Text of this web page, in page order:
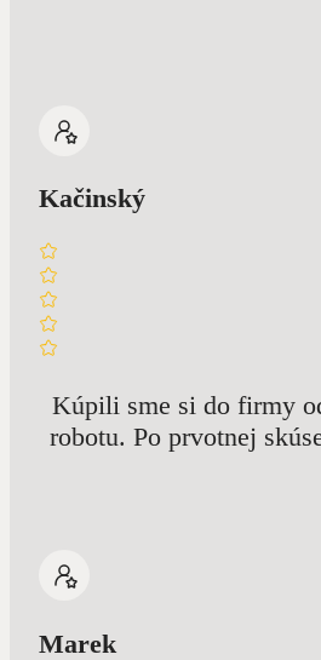
Kačinský
Kúpili sme si do firmy
robotu. Po prvotnej
Marek